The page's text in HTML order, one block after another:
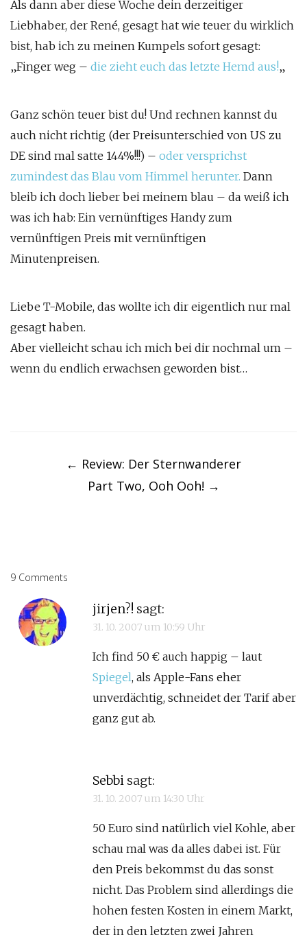
Als dann aber diese Woche dein derzeitiger
Liebhaber, der René, gesagt hat wie teuer du wirklich
bist, hab ich zu meinen Kumpels sofort gesagt:
„Finger weg – die zieht euch das letzte Hemd aus!„
Ganz schön teuer bist du! Und rechnen kannst du
auch nicht richtig (der Preisunterschied von US zu
DE sind mal satte 144%!!!) – oder versprichst
zumindest das Blau vom Himmel herunter. Dann
bleib ich doch lieber bei meinem blau – da weiß ich
was ich hab: Ein vernünftiges Handy zum
vernünftigen Preis mit vernünftigen
Minutenpreisen.
Liebe T-Mobile, das wollte ich dir eigentlich nur mal
gesagt haben.
Aber vielleicht schau ich mich bei dir nochmal um –
wenn du endlich erwachsen geworden bist…
navigation
← Review: Der Sternwanderer
Part Two, Ooh Ooh! →
9 Comments
jirjen?! sagt:
31. 10. 2007 um 10:59 Uhr
Ich find 50 € auch happig – laut
Spiegel, als Apple-Fans eher
unverdächtig, schneidet der Tarif aber
ganz gut ab.
Sebbi sagt:
31. 10. 2007 um 14:30 Uhr
50 Euro sind natürlich viel Kohle, aber
schau mal was da alles dabei ist. Für
den Preis bekommst du das sonst
nicht. Das Problem sind allerdings die
hohen festen Kosten in einem Markt,
der in den letzten zwei Jahren